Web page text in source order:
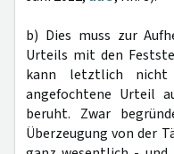
b) Dies muss zur
Urteils mit den
kann letztlich nicht
angefochtene Urteil
beruht. Zwar
Überzeugung von der